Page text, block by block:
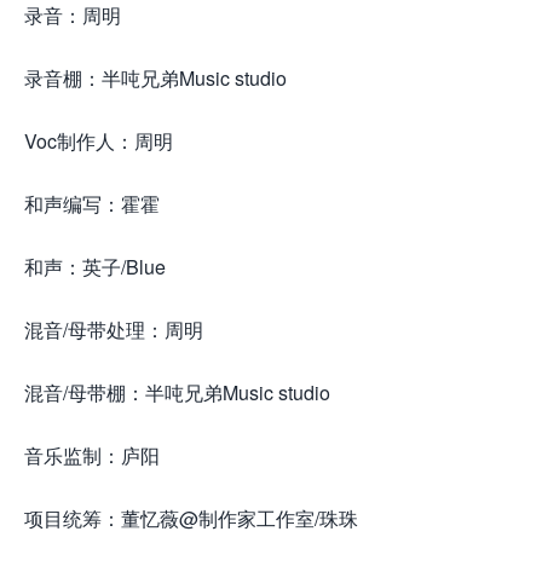
录音：周明
录音棚：半吨兄弟Music studio
Voc制作人：周明
和声编写：霍霍
和声：英子/Blue
混音/母带处理：周明
混音/母带棚：半吨兄弟Music studio
音乐监制：庐阳
项目统筹：董忆薇@制作家工作室/珠珠